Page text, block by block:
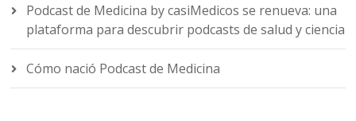
Podcast de Medicina by casiMedicos se renueva: una
plataforma para descubrir podcasts de salud y ciencia
Cómo nació Podcast de Medicina